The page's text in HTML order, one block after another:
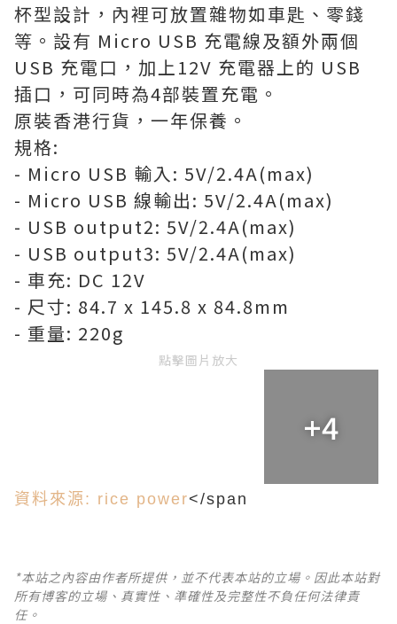
杯型設計，內裡可放置雜物如車匙、零錢
等。設有 Micro USB 充電線及額外兩個
USB 充電口，加上12V 充電器上的 USB
插口，可同時為4部裝置充電。
原裝香港行貨，一年保養。
規格:
- Micro USB 輸入: 5V/2.4A(max)
- Micro USB 線輸出: 5V/2.4A(max)
- USB output2: 5V/2.4A(max)
- USB output3: 5V/2.4A(max)
- 車充: DC 12V
- 尺寸: 84.7 x 145.8 x 84.8mm
- 重量: 220g
點擊圖片放大
+4
資料來源: rice power</span
*本站之內容由作者所提供，並不代表本站的立場。因此本站對
所有博客的立場、真實性、準確性及完整性不負任何法律責
任。